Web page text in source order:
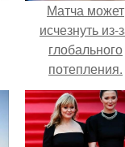
Матча может
исчезнуть из-
глобального
потепления.